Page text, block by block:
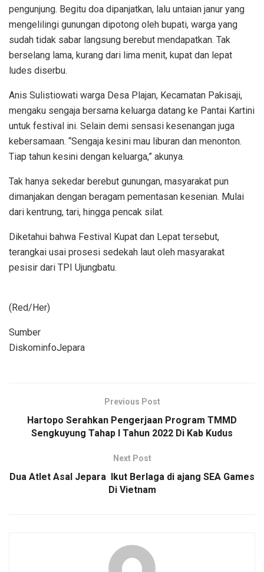
pengunjung. Begitu doa dipanjatkan, lalu untaian janur yang
mengelilingi gunungan dipotong oleh bupati, warga yang
sudah tidak sabar langsung berebut mendapatkan. Tak
berselang lama, kurang dari lima menit, kupat dan lepat
ludes diserbu.
Anis Sulistiowati warga Desa Plajan, Kecamatan Pakisaji,
mengaku sengaja bersama keluarga datang ke Pantai Kartini
untuk festival ini. Selain demi sensasi kesenangan juga
kebersamaan. “Sengaja kesini mau liburan dan menonton.
Tiap tahun kesini dengan keluarga,” akunya.
Tak hanya sekedar berebut gunungan, masyarakat pun
dimanjakan dengan beragam pementasan kesenian. Mulai
dari kentrung, tari, hingga pencak silat.
Diketahui bahwa Festival Kupat dan Lepat tersebut,
terangkai usai prosesi sedekah laut oleh masyarakat
pesisir dari TPI Ujungbatu.
(Red/Her)
Sumber
DiskominfoJepara
Previous Post
Hartopo Serahkan Pengerjaan Program TMMD
Sengkuyung Tahap I Tahun 2022 Di Kab Kudus
Next Post
Dua Atlet Asal Jepara Ikut Berlaga di ajang SEA Games
Di Vietnam